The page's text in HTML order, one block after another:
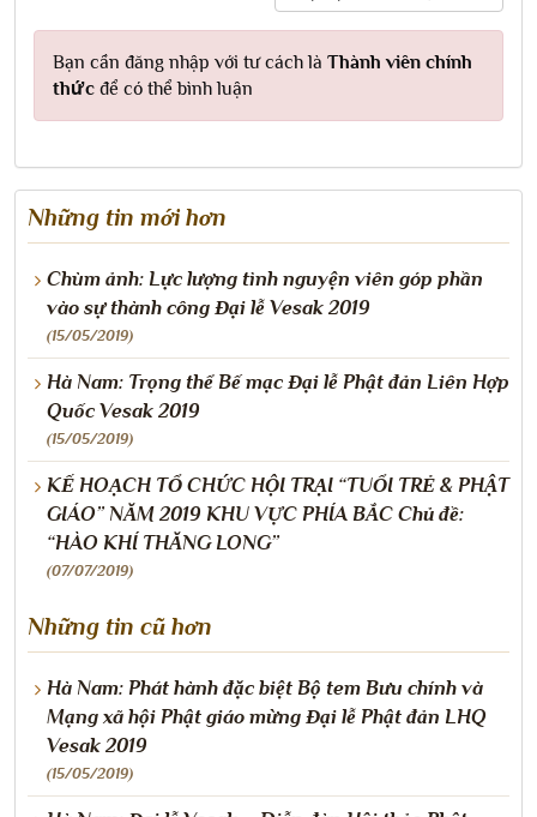
Bạn cần đăng nhập với tư cách là Thành viên chính
thức để có thể bình luận
Những tin mới hơn
Chùm ảnh: Lực lượng tình nguyện viên góp phần
vào sự thành công Đại lễ Vesak 2019
(15/05/2019)
Hà Nam: Trọng thể Bế mạc Đại lễ Phật đản Liên Hợp
Quốc Vesak 2019
(15/05/2019)
KẾ HOẠCH TỔ CHỨC HỘI TRẠI “TUỔI TRẺ & PHẬT
GIÁO” NĂM 2019 KHU VỰC PHÍA BẮC Chủ đề:
“HÀO KHÍ THĂNG LONG”
(07/07/2019)
Những tin cũ hơn
Hà Nam: Phát hành đặc biệt Bộ tem Bưu chính và
Mạng xã hội Phật giáo mừng Đại lễ Phật đản LHQ
Vesak 2019
(15/05/2019)